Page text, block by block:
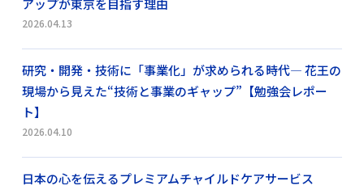
アップが東京を目指す理由
2026.04.13
研究・開発・技術に「事業化」が求められる時代― 花王の
現場から見えた“技術と事業のギャップ”【勉強会レポー
ト】
2026.04.10
日本の心を伝えるプレミアムチャイルドケアサービス